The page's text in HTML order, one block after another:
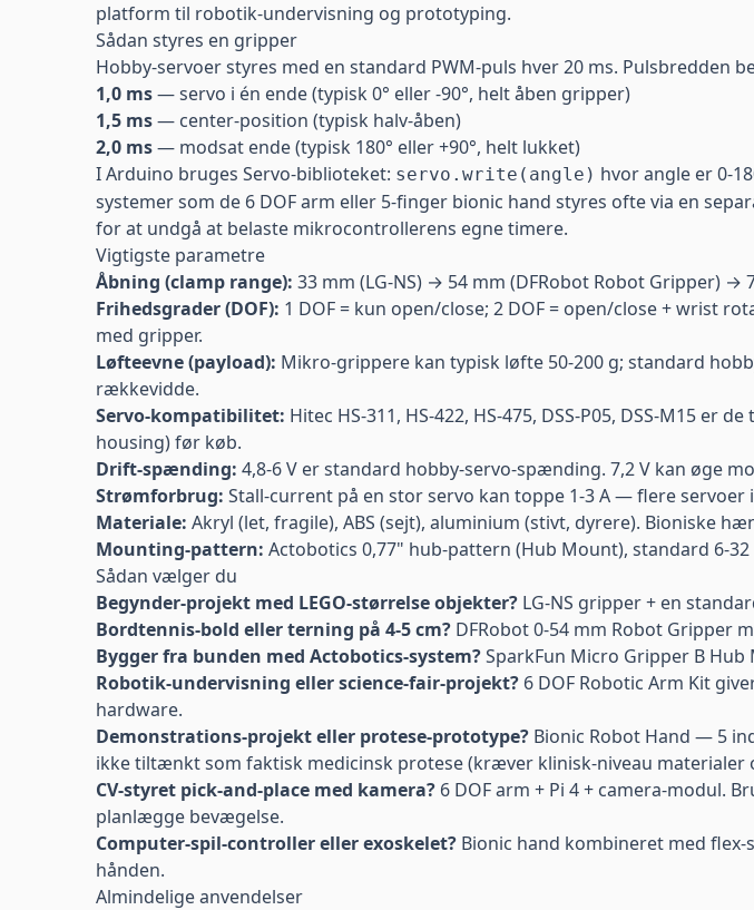
platform til robotik-undervisning og prototyping.
Sådan styres en gripper
Hobby-servoer styres med en standard PWM-puls hver 20 ms. Pulsbredden
1,0 ms— servo i én ende (typisk 0° eller -90°, helt åben gripper)
1,5 ms— center-position (typisk halv-åben)
2,0 ms— modsat ende (typisk 180° eller +90°, helt lukket)
I Arduino bruges Servo-biblioteket: servo.write(angle) hvor angle er 0-
systemer som de 6 DOF arm eller 5-finger bionic hand styres ofte via en
for at undgå at belaste mikrocontrollerens egne timere.
Vigtigste parametre
Åbning (clamp range): 33 mm (LG-NS) → 54 mm (DFRobot Robot Gripper)
Frihedsgrader (DOF): 1 DOF = kun open/close; 2 DOF = open/close + wrist
med gripper.
Løfteevne (payload): Mikro-grippere kan typisk løfte 50-200 g; standard
rækkevidde.
Servo-kompatibilitet: Hitec HS-311, HS-422, HS-475, DSS-P05, DSS-M15
housing) før køb.
Drift-spænding: 4,8-6 V er standard hobby-servo-spænding. 7,2 V kan øge
Strømforbrug: Stall-current på en stor servo kan toppe 1-3 A — flere
Materiale: Akryl (let, fragile), ABS (sejt), aluminium (stivt, dyrere). Bioniske
Mounting-pattern: Actobotics 0,77" hub-pattern (Hub Mount), standard 6-
Sådan vælger du
Begynder-projekt med LEGO-størrelse objekter? LG-NS gripper+ en
Bordtennis-bold eller terning på 4-5 cm? DFRobot 0-54 mm Robot Gripper
Bygger fra bunden med Actobotics-system?SparkFun Micro Gripper B Hub
Robotik-undervisning eller science-fair-projekt? 6 DOF Robotic Arm Kit
hardware.
Demonstrations-projekt eller protese-prototype? Bionic Robot Hand — 5
ikke tiltænkt som faktisk medicinsk protese (kræver klinisk-niveau materialer
CV-styret pick-and-place med kamera? 6 DOF arm + Pi 4 + camera-modul.
planlægge bevægelse.
Computer-spil-controller eller exoskelet? Bionic hand kombineret med
hånden.
Almindelige anvendelser